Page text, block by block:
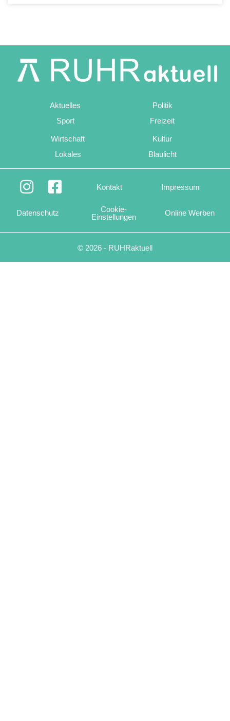
Aktuelles
Sport
Politik
Freizeit
Wirtschaft
Lokales
Kultur
Blaulicht
Kontakt Impressum
Datenschutz
Cookie-
Einstellungen
Online Werben
© 2026 - RUHRaktuell